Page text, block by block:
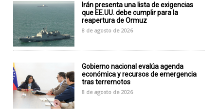
Irán presenta una lista de exigencias
que EE.UU. debe cumplir para la
reapertura de Ormuz
8 de agosto de 2026
Gobierno nacional evalúa agenda
económica y recursos de emergencia
tras terremotos
8 de agosto de 2026